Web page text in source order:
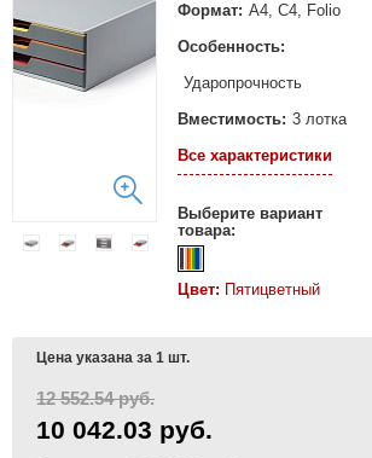
Формат: A4, C4, Folio
Особенность:
Ударопрочность
Вместимость: 3 лотка
Все характеристики
Выберите вариант
товара:
Цвет: Пятицветный
Цена указана за 1 шт.
12 552.54 руб.
10 042.03 руб.